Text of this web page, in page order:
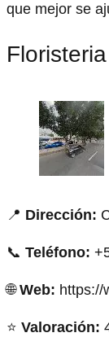
que mejor se
📍 Dirección:
📞 Teléfono:
🌐Web: https://
⭐ Valoración: